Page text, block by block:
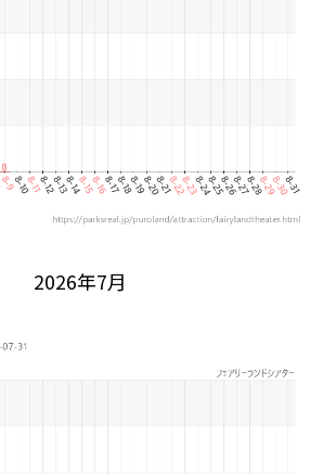
2026年7月